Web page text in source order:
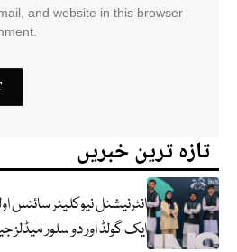
and website in this browser
تازہ ترین خبریں
ایک گولڈ اور دو سلور میڈلز